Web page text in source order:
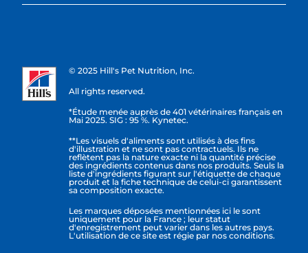
© 2025 Hill's Pet Nutrition, Inc.
All rights reserved.
*Étude menée auprès de 401 vétérinaires français en
Mai 2025. SIG : 95 %. Kynetec.
**Les visuels d'aliments sont utilisés à des fins
d'illustration et ne sont pas contractuels. Ils ne
reflètent pas la nature exacte ni la quantité précise
des ingrédients contenus dans nos produits. Seuls la
liste d'ingrédients figurant sur l'étiquette de chaque
produit et la fiche technique de celui-ci garantissent
sa composition exacte.
Les marques déposées mentionnées ici le sont
uniquement pour la France ; leur statut
d'enregistrement peut varier dans les autres pays.
L'utilisation de ce site est régie par nos conditions.